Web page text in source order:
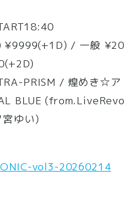
) ¥9999(+1D) / 一般 ¥20
PRISM / 煌めき☆ア
BLUE (from.LiveRevo
ゆい)
vol3-20260214